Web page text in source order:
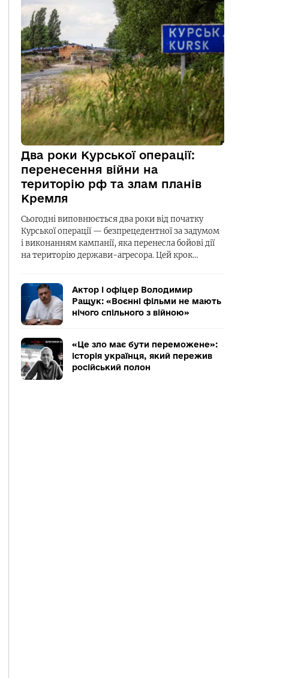
Два роки Курської операції:
перенесення війни на
територію рф та злам планів
Кремля
Сьогодні виповнюється два роки від початку
Курської операції — безпрецедентної за задумом
і виконанням кампанії, яка перенесла бойові дії
на територію держави-агресора. Цей крок…
Актор і офіцер Володимир
Ращук: «Воєнні фільми не мають
нічого спільного з війною»
«Це зло має бути переможене»:
історія українця, який пережив
російський полон